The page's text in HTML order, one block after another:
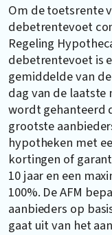
Om de toetsrente
debetrentevoet
Regeling
debetrentevoet is
gemiddelde van
dag van de
wordt gehanteerd
grootste
hypotheken met
kortingen of
10 jaar en een
100%. De AFM
aanbieders op
gaat uit van het